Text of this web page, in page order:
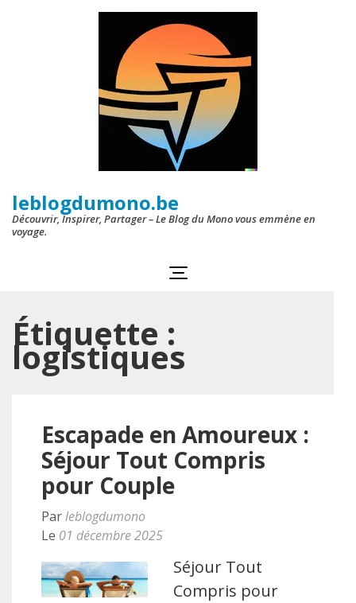
leblogdumono.be
Découvrir, Inspirer, Partager – Le Blog du Mono vous emmène en
voyage.
Étiquette :
logistiques
Escapade en Amoureux :
Séjour Tout Compris
pour Couple
Parleblogdumono
Le 01 décembre 2025
Séjour Tout
Compris pour